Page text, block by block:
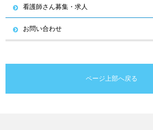
看護師さん募集・求人
お問い合わせ
ページ上部へ戻る